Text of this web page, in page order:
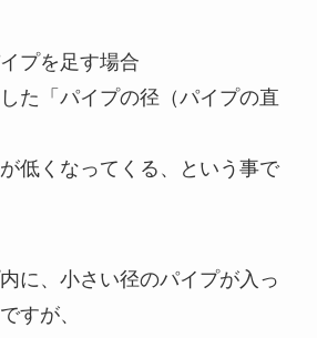
プを足す場合
た「パイプの径（パイプの直
低くなってくる、という事で
に、小さい径のパイプが入っ
すが、